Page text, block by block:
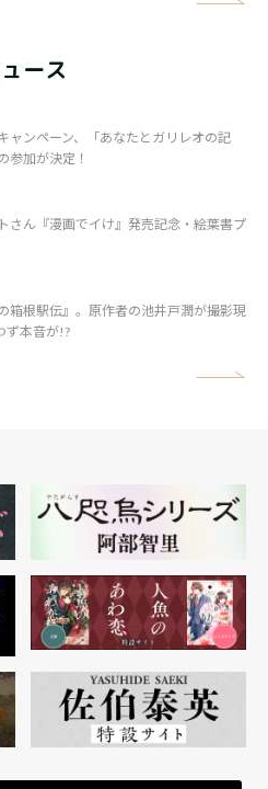
ース
ャンペーン、「あなたとガリレオの記
参加が決定！
さん『漫画でイけ』発売記念・絵葉書プ
箱根駅伝』。原作者の池井戸潤が撮影現
ず本音が!?